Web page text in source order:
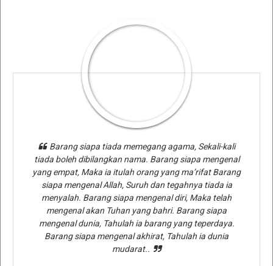
Barang siapa tiada memegang agama, Sekali-kali
tiada boleh dibilangkan nama. Barang siapa mengenal
yang empat, Maka ia itulah orang yang ma’rifat Barang
siapa mengenal Allah, Suruh dan tegahnya tiada ia
menyalah. Barang siapa mengenal diri, Maka telah
mengenal akan Tuhan yang bahri. Barang siapa
mengenal dunia, Tahulah ia barang yang teperdaya.
Barang siapa mengenal akhirat, Tahulah ia dunia
mudarat..